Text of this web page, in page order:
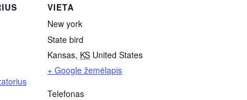
VIETA
New york
State bird
Kansas, KS United States
+ Google žemėlapis
Telefonas